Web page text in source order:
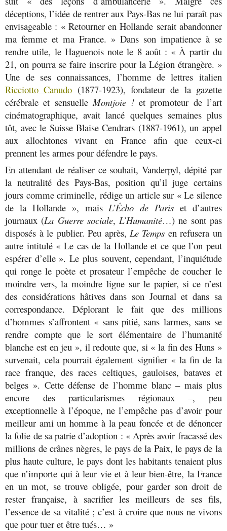
déceptions, l’idée de rentrer aux Pays-Bas ne lui paraît pas
envisageable : « Retourner en Hollande serait abandonner
ma femme et ma France. » Dans son impatience à se
rendre utile, le Haguenois note le 8 août : « À partir du
21, on pourra se faire inscrire pour la Légion étrangère. »
Une de ses connaissances, l’homme de lettres italien
Ricciotto Canudo (1877-1923), fondateur de la gazette
cérébrale et sensuelle Montjoie !et promoteur de l’art
cinématographique, avait lancé quelques semaines plus
tôt, avec le Suisse Blaise Cendrars (1887-1961), un appel
aux allochtones vivant en France afin que ceux-ci
prennent les armes pour défendre le pays.
En attendant de réaliser ce souhait, Vanderpyl, dépité par
la neutralité des Pays-Bas, position qu’il juge certains
jours comme criminelle, rédige un article sur « Le silence
de la Hollande », mais L’Écho de Paris et d’autres
journaux (La Guerre sociale, L’Humanité…) ne sont pas
disposés à le publier. Peu après, Le Temps en refusera un
autre intitulé « Le cas de la Hollande et ce que l’on peut
espérer d’elle ». Le plus souvent, cependant, l’inquiétude
qui ronge le poète et prosateur l’empêche de coucher le
moindre vers, la moindre ligne sur le papier, si ce n’est
des considérations hâtives dans son Journal et dans sa
correspondance. Déplorant le fait que des millions
d’hommes s’affrontent « sans pitié, sans larmes, sans se
rendre compte que le sort élémentaire de l’humanité
blanche est en jeu », il redoute que, si « la fin des Huns »
survenait, cela pourrait également signifier « la fin de la
race franque, des races celtiques, gauloises, bataves et
belges ». Cette défense de l’homme blanc – mais plus
encore des particularismes régionaux –, peu
exceptionnelle à l’époque, ne l’empêche pas d’avoir pour
meilleur ami un homme à la peau foncée et de dénoncer
la folie de sa patrie d’adoption : « Après avoir fracassé des
millions de crânes nègres, le pays de la Paix, le pays de la
plus haute culture, le pays dont les habitants tenaient plus
que n’importe qui à leur vie et à leur bien-être, la France
en un mot, se trouve obligée, pour garder son droit de
rester française, à sacrifier les meilleurs de ses fils,
l’essence de sa vitalité ; c’est à croire que nous ne vivons
que pour tuer et être tués… »